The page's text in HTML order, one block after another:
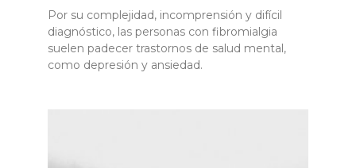
Por su complejidad, incomprensión y difícil
diagnóstico, las personas con fibromialgia
suelen padecer trastornos de salud mental,
como depresión y ansiedad.